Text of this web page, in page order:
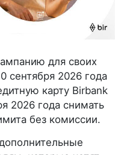
для своих
сентября 2026 года
карту Birbank
2026 года снимать
без комиссии.